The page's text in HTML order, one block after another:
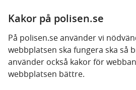
Kakor på polisen.se
På polisen.se använder vi
webbplatsen ska fungera ska så
använder också kakor för
webbplatsen bättre.